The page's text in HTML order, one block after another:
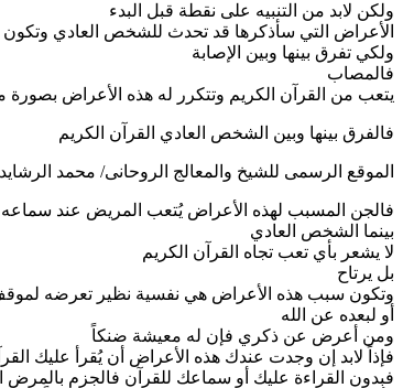
ولكن لابد من التنبيه على نقطة قبل البدء
الأعراض التي سأذكرها قد تحدث للشخص العادي وتكون
ولكي تفرق بينها وبين الإصابة
فالمصاب
يتعب من القرآن الكريم وتتكرر له هذه الأعراض بصورة
فالفرق بينها وبين الشخص العادي القرآن الكريم
الموقع الرسمى للشيخ والمعالج الروحانى/ محمد الرشايدة |
فالجن المسبب لهذه الأعراض يُتعب المريض عند سماعه
بينما الشخص العادي
لا يشعر بأي تعب تجاه القرآن الكريم
بل يرتاح
وتكون سبب هذه الأعراض هي نفسية نظير تعرضه
أو لبعده عن الله
ومن أعرض عن ذكري فإن له معيشة ضنكاً
فإذاً لابد إن وجدت عندك هذه الأعراض أن يُقرأ عليك
فبدون القراءة عليك أو سماعك للقرآن فالجزم